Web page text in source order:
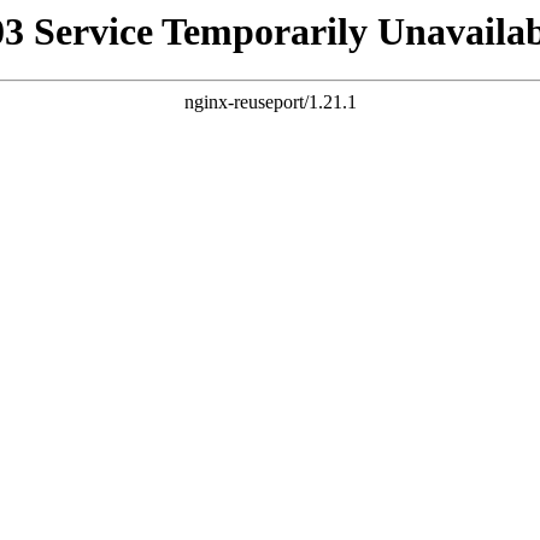
Service Temporarily
nginx-reuseport/1.21.1